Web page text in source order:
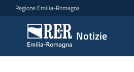
Vai al contenuto
Vai alla navigazione
Vai al footer
Regione Emilia-Romagna
Notizie
Notizie